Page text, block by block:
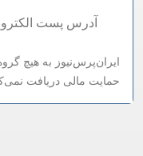
آدرس پست
ایران‌پرس‌نیوز به هیچ
حمایت مالی دریافت